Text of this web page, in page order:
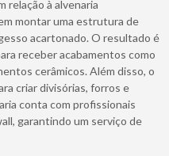
relação à alvenaria
montar uma estrutura de
acartonado. O resultado é
receber acabamentos como
cerâmicos. Além disso, o
criar divisórias, forros e
conta com profissionais
garantindo um serviço de